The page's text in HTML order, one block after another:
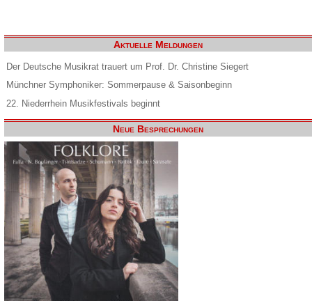
Aktuelle Meldungen
Der Deutsche Musikrat trauert um Prof. Dr. Christine Siegert
Münchner Symphoniker: Sommerpause & Saisonbeginn
22. Niederrhein Musikfestivals beginnt
Neue Besprechungen